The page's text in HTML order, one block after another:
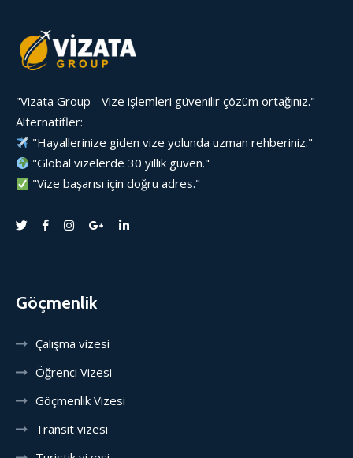
"Vizata Group - Vize işlemleri güvenilir çözüm ortağınız."
Alternatifler:
"Hayallerinize giden vize yolunda uzman rehberiniz."
"Global vizelerde 30 yıllık güven."
"Vize başarısı için doğru adres."
Göçmenlik
Çalışma vizesi
Öğrenci Vizesi
Göçmenlik Vizesi
Transit vizesi